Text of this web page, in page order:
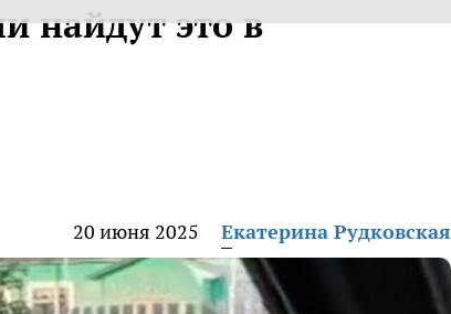
найдут это в
20 июня 2025 Екатерина Рудковская